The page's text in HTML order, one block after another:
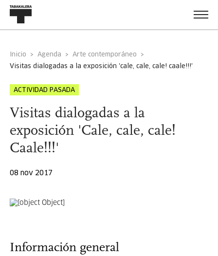
Inicio Agenda
Arte contemporáneo
visitas dialogadas a la exposición 'cale, cale, cale! caale!!!'
ACTIVIDAD PASADA
Visitas dialogadas a la
exposición 'Cale, cale, cale!
Caale!!!'
08 nov 2017
Información general